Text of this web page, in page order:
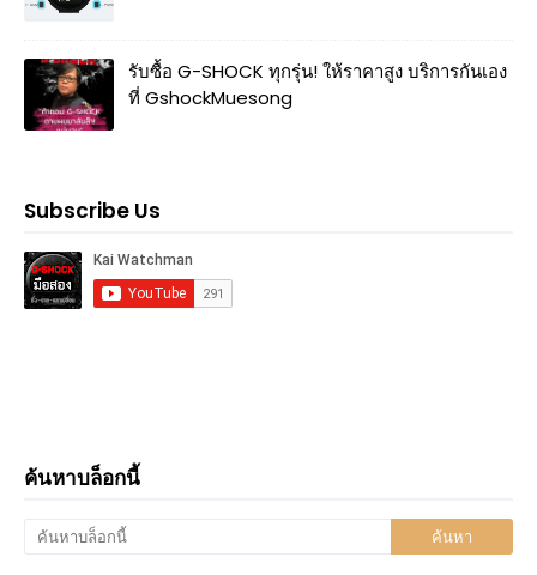
รับซื้อ G-SHOCK ทุกรุ่น! ให้ราคาสูง บริการกันเอง
ที่ GshockMuesong
Subscribe Us
ค้นหาบล็อกนี้